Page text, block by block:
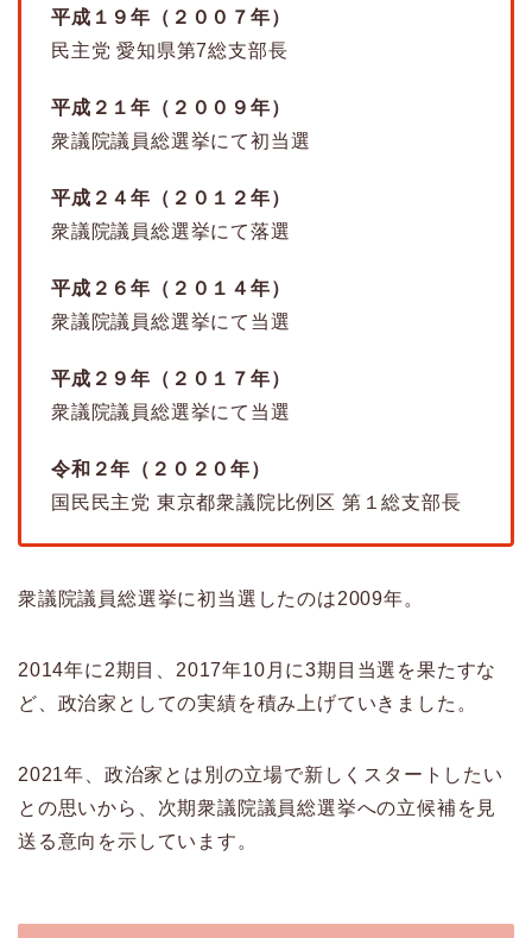
平成１９年（２００７年）
民主党 愛知県第7総支部長
平成２１年（２００９年）
衆議院議員総選挙にて初当選
平成２４年（２０１２年）
衆議院議員総選挙にて落選
平成２６年（２０１４年）
衆議院議員総選挙にて当選
平成２９年（２０１７年）
衆議院議員総選挙にて当選
令和２年（２０２０年）
国民民主党 東京都衆議院比例区 第１総支部長
衆議院議員総選挙に初当選したのは2009年。
2014年に2期目、2017年10月に3期目当選を果たすな
ど、政治家としての実績を積み上げていきました。
2021年、政治家とは別の立場で新しくスタートしたい
との思いから、次期衆議院議員総選挙への立候補を見
送る意向を示しています。